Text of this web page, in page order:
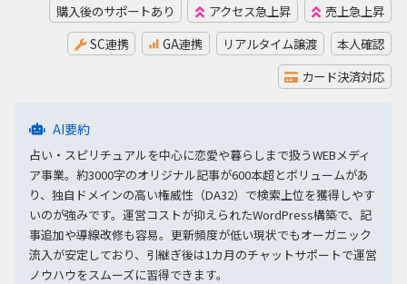
購入後のサポートあり アクセス急上昇
売上急上昇
SC連携
GA連携 リアルタイム譲渡
本人確認
カード決済対応
AI要約
占い・スピリチュアルを中心に恋愛や暮らしまで扱うWEBメディ
ア事業。約3000字のオリジナル記事が600本超とボリュームがあ
り、独自ドメインの高い権威性（DA32）で検索上位を獲得しやす
いのが強みです。運営コストが抑えられたWordPress構築で、記
事追加や導線改修も容易。更新頻度が低い現状でもオーガニック
流入が安定しており、引継ぎ後は1カ月のチャットサポートで運営
ノウハウをスムーズに習得できます。